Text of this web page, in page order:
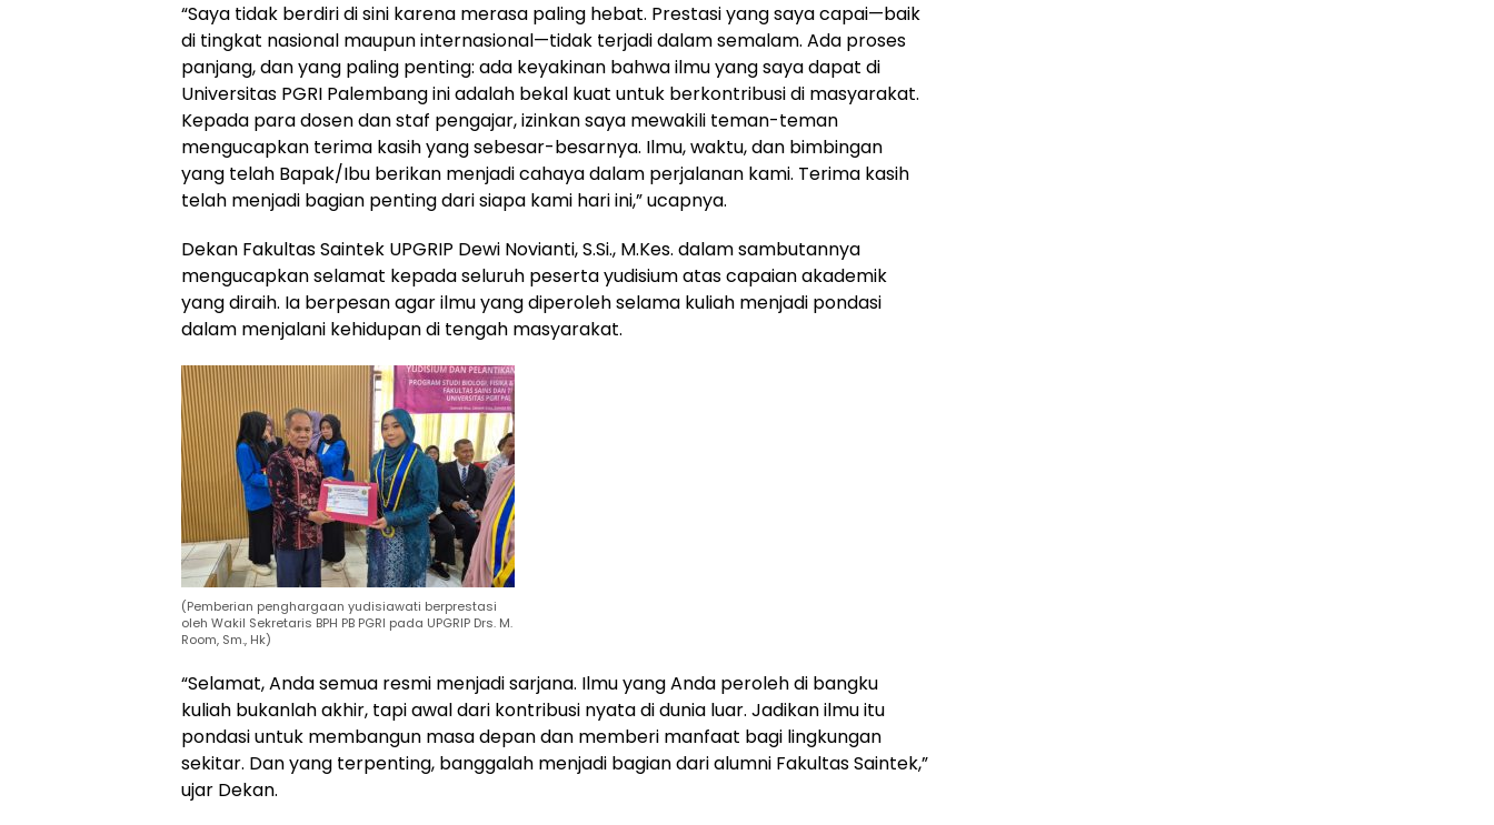
“Saya tidak berdiri di sini karena merasa paling hebat. Prestasi yang saya capai—baik
di tingkat nasional maupun internasional—tidak terjadi dalam semalam. Ada proses
panjang, dan yang paling penting: ada keyakinan bahwa ilmu yang saya dapat di
Universitas PGRI Palembang ini adalah bekal kuat untuk berkontribusi di masyarakat.
Kepada para dosen dan staf pengajar, izinkan saya mewakili teman-teman
mengucapkan terima kasih yang sebesar-besarnya. Ilmu, waktu, dan bimbingan
yang telah Bapak/Ibu berikan menjadi cahaya dalam perjalanan kami. Terima kasih
telah menjadi bagian penting dari siapa kami hari ini,” ucapnya.
Dekan Fakultas Saintek UPGRIP Dewi Novianti, S.Si., M.Kes. dalam sambutannya
mengucapkan selamat kepada seluruh peserta yudisium atas capaian akademik
yang diraih. Ia berpesan agar ilmu yang diperoleh selama kuliah menjadi pondasi
dalam menjalani kehidupan di tengah masyarakat.
(Pemberian penghargaan yudisiawati berprestasi
oleh Wakil Sekretaris BPH PB PGRI pada UPGRIP Drs. M.
Room, Sm., Hk)
“Selamat, Anda semua resmi menjadi sarjana. Ilmu yang Anda peroleh di bangku
kuliah bukanlah akhir, tapi awal dari kontribusi nyata di dunia luar. Jadikan ilmu itu
pondasi untuk membangun masa depan dan memberi manfaat bagi lingkungan
sekitar. Dan yang terpenting, banggalah menjadi bagian dari alumni Fakultas Saintek,”
ujar Dekan.